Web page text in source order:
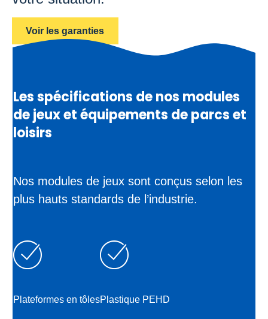
Voir les garanties
Les spécifications de nos modules
de jeux et équipements de parcs et
loisirs
Nos modules de jeux sont conçus selon les
plus hauts standards de l’industrie.
Plateformes en tôlesPlastique PEHD